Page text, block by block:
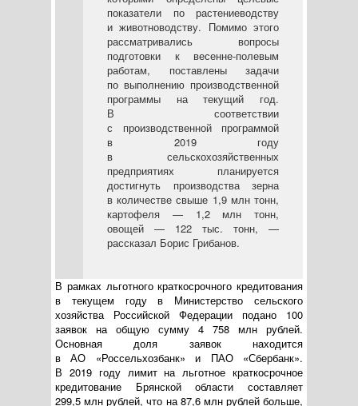
показатели по растениеводству
и животноводству. Помимо этого
рассматривались вопросы
подготовки к весенне-полевым
работам, поставлены задачи
по выполнению производственной
программы на текущий год.
В соответствии
с производственной программой
в 2019 году
в сельскохозяйственных
предприятиях планируется
достигнуть производства зерна
в количестве свыше 1,9 млн тонн,
картофеля — 1,2 млн тонн,
овощей — 122 тыс. тонн, —
рассказал Борис Грибанов.
В рамках льготного краткосрочного кредитования
в текущем году в Министерство сельского
хозяйства Российской Федерации подано 100
заявок на общую сумму 4 758 млн рублей.
Основная доля заявок находится
вАО «Россельхозбанк» и ПАО «Сбербанк».
В 2019 году лимит на льготное краткосрочное
кредитование Брянской области составляет
299,5 млн рублей, что на 87,6 млн рублей больше,